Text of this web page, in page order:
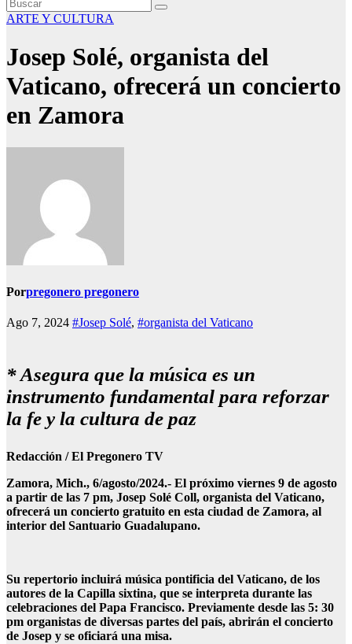
ARTE Y CULTURA
Josep Solé, organista del
Vaticano, ofrecerá un concierto
en Zamora
Porpregonero pregonero
Ago 7, 2024 #Josep Solé, #organista del Vaticano
* Asegura que la música es un
instrumento fundamental para reforzar
la fe y la cultura de paz
Redacción / El Pregonero TV
Zamora, Mich., 6/agosto/2024.- El próximo viernes 9 de agosto
a partir de las 7 pm, Josep Solé Coll, organista del Vaticano,
ofrecerá un concierto gratuito en esta ciudad de Zamora, al
interior del Santuario Guadalupano.
Su repertorio incluirá música pontificia del Vaticano, de los
autores de la Capilla sixtina, que se interpreta durante las
celebraciones del Papa Francisco. Previamente desde las 5: 30
pm organistas de diversas partes del país, abrirán el concierto
de Josep y se oficiará una misa.